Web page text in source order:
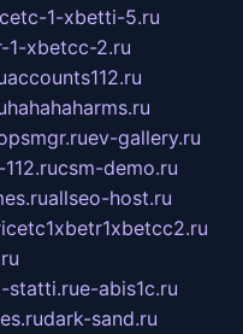
1-xbetti-5.ru
1-xbetcc-2.ru
accounts112.ru
hahahaharms.ru
ev-gallery.ru
csm-demo.ru
allseo-host.ru
statti.rue-abis1c.ru
dark-sand.ru